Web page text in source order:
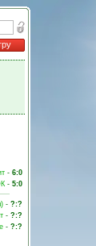
- 6:0
- 5:0
- ?:?
- ?:?
- ?:?